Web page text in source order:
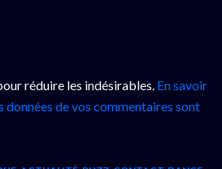
réduire les indésirables. En savoir
données de vos commentaires sont